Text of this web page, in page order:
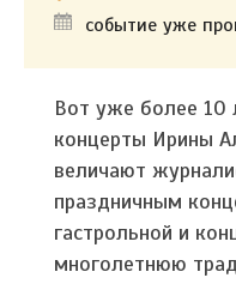
событие уже
Вот уже более 10
концерты Ирины
величают
праздничным
гастрольной и
многолетнюю